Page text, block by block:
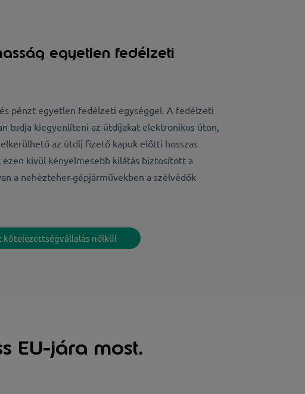
egyetlen fedélzeti
pénzt egyetlen fedélzeti egységgel. A fedélzeti
tudja kiegyenlíteni az útdíjakat elektronikus úton,
az útdíj fizető kapuk előtti hosszas
ezen kívül kényelmesebb kilátás biztosított a
a nehézteher-gépjárművekben a szélvédők
kötelezettségvállalás nélkül
EU-jára most.